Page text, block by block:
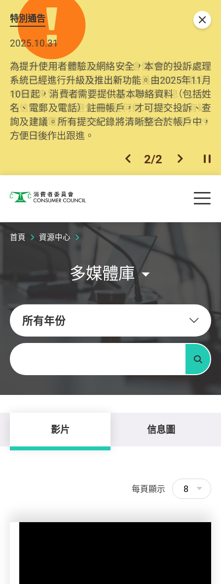
特別通告
2026.06.29
消委會提醒消費者及商戶，本會僅於官方網站發
布消費警示。如接獲以消委會名義發出的產品回
收相關來電、電郵、短訊或社交媒體訊息，切勿
輕信回應，更應避免透露任何個人資料。如有疑
問，請致電防騙易熱線18222或消委會熱線2929
2222查詢。
2025.10.31
為提升使用者體驗及網絡安全，本會的投訴處理
系統已經進行升級及推出新功能。由2025年11月
10日起，消費者需要提供基本聯絡資料（包括姓
名、電郵及電話）註冊帳戶，才可提交投訴、查
詢及建議。所有提交紀錄將清晰整合於帳戶中，
方便日後作出跟進。
上一個
2/2 下一個開
關閉
消費者委員會 目
首頁 資源中心
多媒體庫
所有年份
關鍵字
搜尋
影片 信息圖
每頁顯示 8